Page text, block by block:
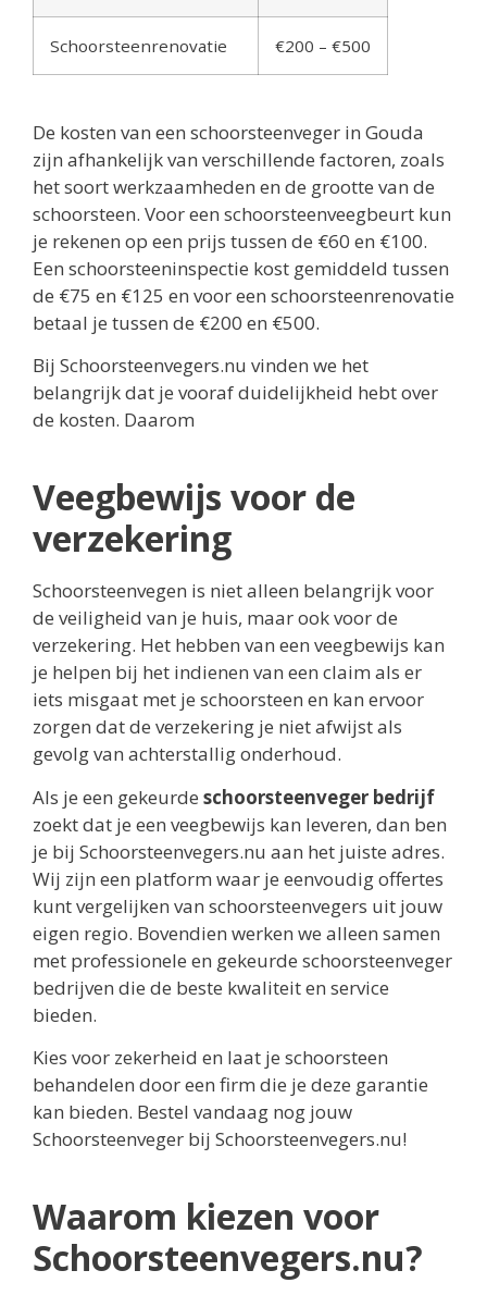
Schoorsteenrenovatie €200 – €500
De kosten van een schoorsteenveger in Gouda
zijn afhankelijk van verschillende factoren, zoals
het soort werkzaamheden en de grootte van de
schoorsteen. Voor een schoorsteenveegbeurt kun
je rekenen op een prijs tussen de €60 en €100.
Een schoorsteeninspectie kost gemiddeld tussen
de €75 en €125 en voor een schoorsteenrenovatie
betaal je tussen de €200 en €500.
Bij Schoorsteenvegers.nu vinden we het
belangrijk dat je vooraf duidelijkheid hebt over
de kosten. Daarom
Veegbewijs voor de
verzekering
Schoorsteenvegen is niet alleen belangrijk voor
de veiligheid van je huis, maar ook voor de
verzekering. Het hebben van een veegbewijs kan
je helpen bij het indienen van een claim als er
iets misgaat met je schoorsteen en kan ervoor
zorgen dat de verzekering je niet afwijst als
gevolg van achterstallig onderhoud.
Als je een gekeurde schoorsteenveger bedrijf
zoekt dat je een veegbewijs kan leveren, dan ben
je bij Schoorsteenvegers.nu aan het juiste adres.
Wij zijn een platform waar je eenvoudig offertes
kunt vergelijken van schoorsteenvegers uit jouw
eigen regio. Bovendien werken we alleen samen
met professionele en gekeurde schoorsteenveger
bedrijven die de beste kwaliteit en service
bieden.
Kies voor zekerheid en laat je schoorsteen
behandelen door een firm die je deze garantie
kan bieden. Bestel vandaag nog jouw
Schoorsteenveger bij Schoorsteenvegers.nu!
Waarom kiezen voor
Schoorsteenvegers.nu?